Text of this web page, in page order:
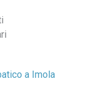
a Imola